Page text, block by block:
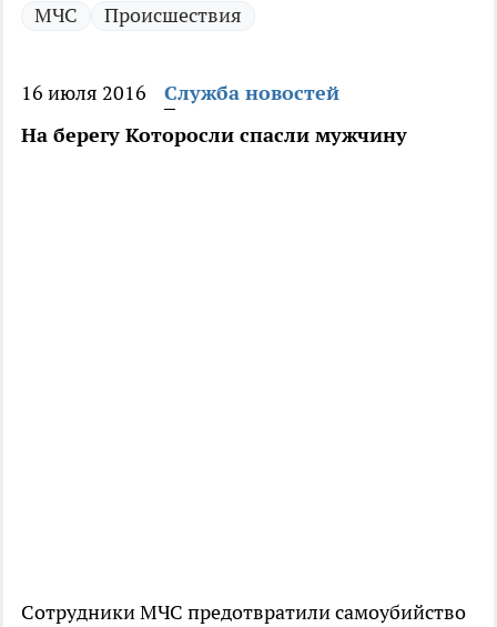
МЧС Происшествия
16 июля 2016
Служба новостей
На берегу Которосли спасли мужчину
Сотрудники МЧС предотвратили самоубийство